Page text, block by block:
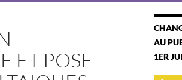
ET POSE
AU
1ER